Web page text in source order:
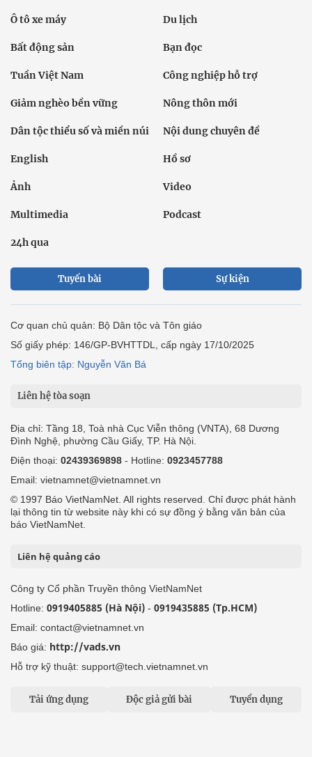
Ô tô xe máy Du lịch
Bất động sản Bạn đọc
Tuần Việt Nam Công nghiệp hỗ trợ
Giảm nghèo bền vững Nông thôn mới
Dân tộc thiểu số và miền núi Nội dung chuyên đề
English Hồ sơ
Ảnh Video
Multimedia Podcast
24h qua
Tuyến bài Sự kiện
Cơ quan chủ quản: Bộ Dân tộc và Tôn giáo
Số giấy phép: 146/GP-BVHTTDL, cấp ngày 17/10/2025
Tổng biên tập: Nguyễn Văn Bá
Liên hệ tòa soạn
Địa chỉ: Tầng 18, Toà nhà Cục Viễn thông (VNTA), 68 Dương
Đình Nghệ, phường Cầu Giấy, TP. Hà Nội.
Điện thoại: 02439369898 - Hotline: 0923457788
Email: vietnamnet@vietnamnet.vn
© 1997 Báo VietNamNet. All rights reserved. Chỉ được phát hành
lại thông tin từ website này khi có sự đồng ý bằng văn bản của
báo VietNamNet.
Liên hệ quảng cáo
Công ty Cổ phần Truyền thông VietNamNet
Hotline: 0919405885 (Hà Nội) - 0919435885 (Tp.HCM)
Email: contact@vietnamnet.vn
Báo giá: http://vads.vn
Hỗ trợ kỹ thuật: support@tech.vietnamnet.vn
Tải ứng dụng Độc giả gửi bài Tuyển dụng